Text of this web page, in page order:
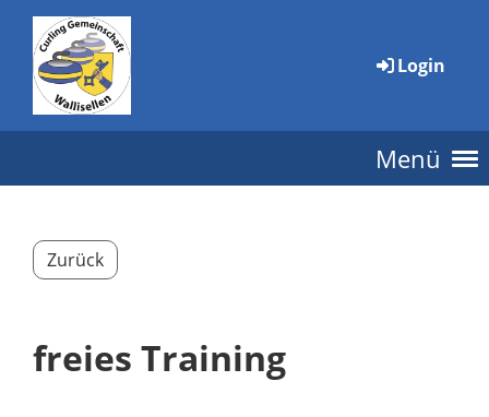
Login
Menü
Zurück
freies Training